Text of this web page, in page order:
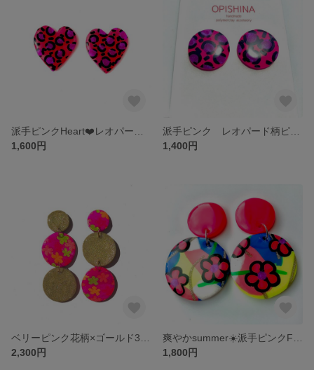
1,600円
1,400円
2,300円
1,800円